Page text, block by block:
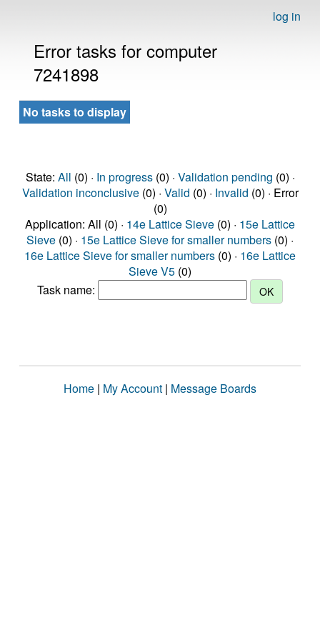
log in
Error tasks for computer
7241898
No tasks to display
State: All (0) · In progress(0) · Validation pending (0) ·
Validation inconclusive(0) · Valid (0) · Invalid (0) · Error
(0)
Application: All (0) · 14e Lattice Sieve (0) · 15e Lattice
Sieve (0) · 15e Lattice Sieve for smaller numbers (0) ·
16e Lattice Sieve for smaller numbers (0) · 16e Lattice
Sieve V5 (0)
Task name:
Home | My Account | Message Boards